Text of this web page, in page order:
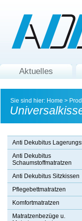
Aktuelles
Sie sind hier: Home >
Anti Dekubitus
Anti Dekubitus
Schaumstoffmatratzen
Anti Dekubitus Sitzkissen
Pflegebettmatratzen
Komfortmatratzen
Matratzenbezüge u.